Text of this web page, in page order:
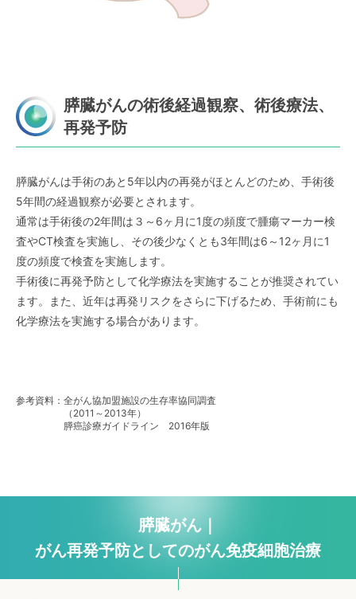
膵臓がんの術後経過観察、術後療法、
再発予防
膵臓がんは手術のあと5年以内の再発がほとんどのため、手術後
5年間の経過観察が必要とされます。
通常は手術後の2年間は３～6ヶ月に1度の頻度で腫瘍マーカー検
査やCT検査を実施し、その後少なくとも3年間は6～12ヶ月に1
度の頻度で検査を実施します。
手術後に再発予防として化学療法を実施することが推奨されてい
ます。また、近年は再発リスクをさらに下げるため、手術前にも
化学療法を実施する場合があります。
参考資料： 全がん協加盟施設の生存率協同調査
（2011～2013年）
膵癌診療ガイドライン 2016年版
膵臓がん｜
がん再発予防としてのがん免疫細胞治療